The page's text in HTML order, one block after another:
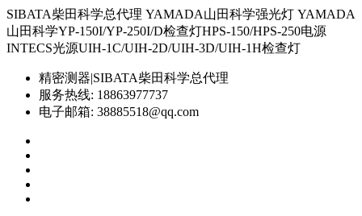
SIBATA柴田科学总代理 YAMADA山田科学强光灯 YAMADA
山田科学YP-150I/YP-250I/D检查灯HPS-150/HPS-250电源
INTECS光源UIH-1C/UIH-2D/UIH-3D/UIH-1H检查灯
精密测器|SIBATA柴田科学总代理
服务热线: 18863977737
电子邮箱: 38885518@qq.com